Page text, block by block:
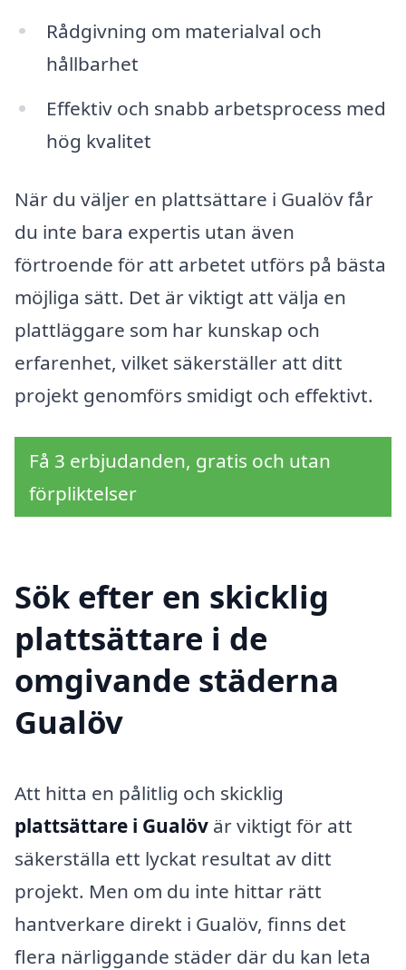
Rådgivning om materialval och
hållbarhet
Effektiv och snabb arbetsprocess med
hög kvalitet
När du väljer en plattsättare i Gualöv får
du inte bara expertis utan även
förtroende för att arbetet utförs på bästa
möjliga sätt. Det är viktigt att välja en
plattläggare som har kunskap och
erfarenhet, vilket säkerställer att ditt
projekt genomförs smidigt och effektivt.
Få 3 erbjudanden, gratis och utan
förpliktelser
Sök efter en skicklig
plattsättare i de
omgivande städerna
Gualöv
Att hitta en pålitlig och skicklig
plattsättare i Gualöv är viktigt för att
säkerställa ett lyckat resultat av ditt
projekt. Men om du inte hittar rätt
hantverkare direkt i Gualöv, finns det
flera närliggande städer där du kan leta